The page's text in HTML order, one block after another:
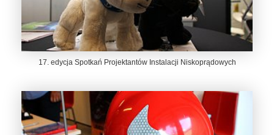
17. edycja Spotkań Projektantów Instalacji Niskoprądowych